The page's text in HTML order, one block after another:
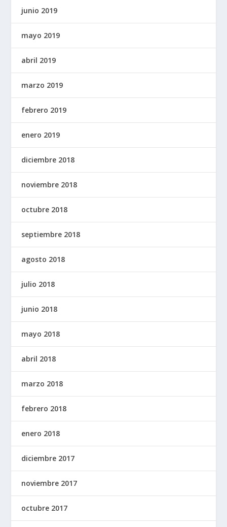
junio 2019
mayo 2019
abril 2019
marzo 2019
febrero 2019
enero 2019
diciembre 2018
noviembre 2018
octubre 2018
septiembre 2018
agosto 2018
julio 2018
junio 2018
mayo 2018
abril 2018
marzo 2018
febrero 2018
enero 2018
diciembre 2017
noviembre 2017
octubre 2017